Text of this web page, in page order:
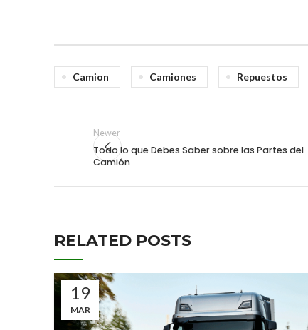
Camion Camiones Repuestos
Newer
Todo lo que Debes Saber sobre las Partes del
Camión
RELATED POSTS
19
MAR